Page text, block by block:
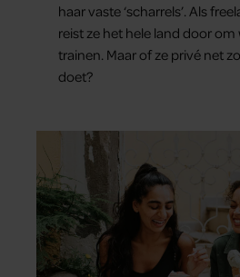
haar vaste ‘scharrels’. Als
reist ze het hele land door
trainen. Maar of ze privé net
doet?